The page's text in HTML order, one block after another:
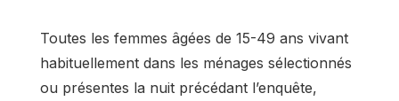
Toutes les femmes âgées de 15-49 ans vivant
habituellement dans les ménages sélectionnés
ou présentes la nuit précédant l’enquête,